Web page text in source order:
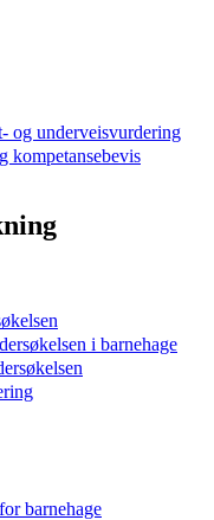
og underveisvurdering
kompetansebevis
i barnehage
barnehage